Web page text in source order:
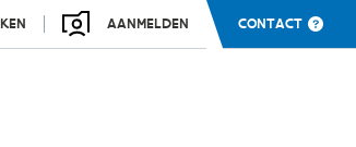
AANMELDEN CONTACT